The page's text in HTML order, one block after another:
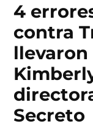
4
contra
llevaron
Secreto